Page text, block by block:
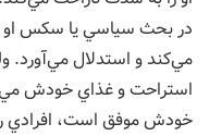
در بحث سياسي يا سكس او
مي‌كند و استدلال مي‌آورد.
استراحت و غذاي خودش
خودش موفق است، افرادي